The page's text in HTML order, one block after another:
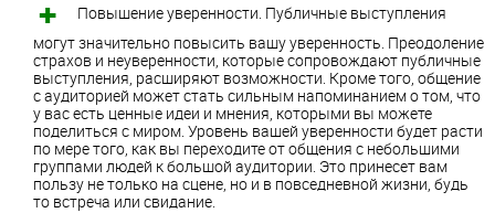
Повышение уверенности. Публичные выступления
могут значительно повысить вашу уверенность. Преодоление
страхов и неуверенности, которые сопровождают публичные
выступления, расширяют возможности. Кроме того, общение
с аудиторией может стать сильным напоминанием о том, что
у вас есть ценные идеи и мнения, которыми вы можете
поделиться с миром. Уровень вашей уверенности будет расти
по мере того, как вы переходите от общения с небольшими
группами людей к большой аудитории. Это принесет вам
пользу не только на сцене, но и в повседневной жизни, будь
то встреча или свидание.